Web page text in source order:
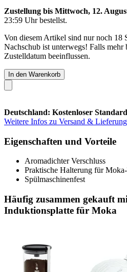
Zustellung bis Mittwoch, 12.
23:59 Uhrbestellst.
Von diesem Artikel sind nur noch 18
Nachschub ist unterwegs! Falls mehr
Zustelldatum beeinflussen.
In den Warenkorb
Deutschland: Kostenloser
Weitere Infos zu Versand & Lieferung
Eigenschaften und Vorteile
Aromadichter Verschluss
Praktische Halterung für
Spülmaschinenfest
Häufig zusammen gekauft
Induktionsplatte für Moka